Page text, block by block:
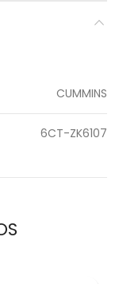
CUMMINS
6CT-ZK6107